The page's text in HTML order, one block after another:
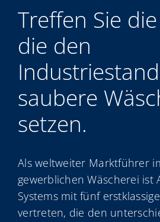
My Alliance
Treffen Sie
die den
saubere
setzen.
Als weltweiter Marktführer
gewerblichen Wäscherei ist
Systems mit fünf
vertreten, die den